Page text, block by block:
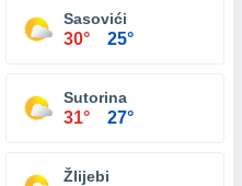
Sasovići
30° 25°
Sutorina
31° 27°
Žlijebi